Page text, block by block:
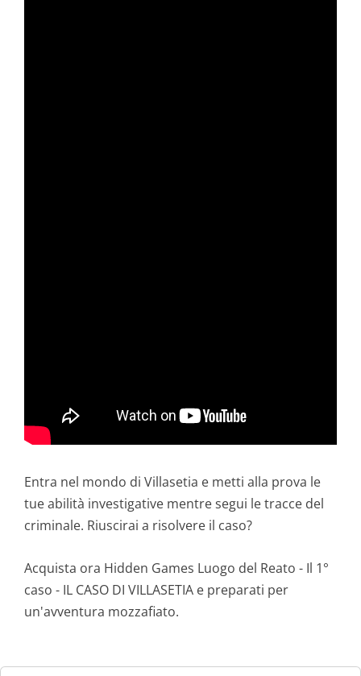
Entra nel mondo di Villasetia e metti alla prova le
tue abilità investigative mentre segui le tracce del
criminale. Riuscirai a risolvere il caso?
Acquista ora Hidden Games Luogo del Reato - Il 1°
caso - IL CASO DI VILLASETIA e preparati per
un'avventura mozzafiato.